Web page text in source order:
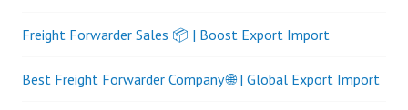
Freight Forwarder Sales 📦 | Boost Export Import
Best Freight Forwarder Company 🌐 | Global Export Import